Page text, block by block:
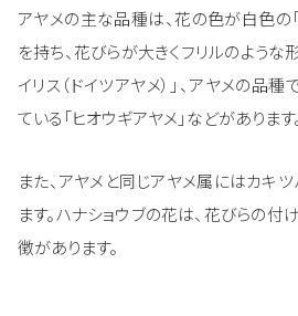
アヤメの主な品種は、花の色が白色の
を持ち、花びらが大きくフリルのような
イリス（ドイツアヤメ）」、アヤメの品
ている「ヒオウギアヤメ」などがあります
また、アヤメと同じアヤメ属にはカキ
ます。ハナショウブの花は、花びらの
徴があります。